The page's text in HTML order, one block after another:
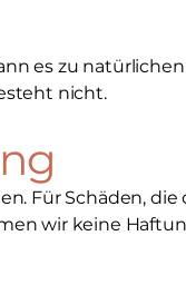
es zu
nicht.
Für Schäden,
wir keine